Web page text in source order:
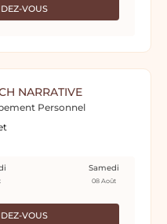
VOUS
NARRATIVE
Personnel
VOUS
Samedi
08 Août